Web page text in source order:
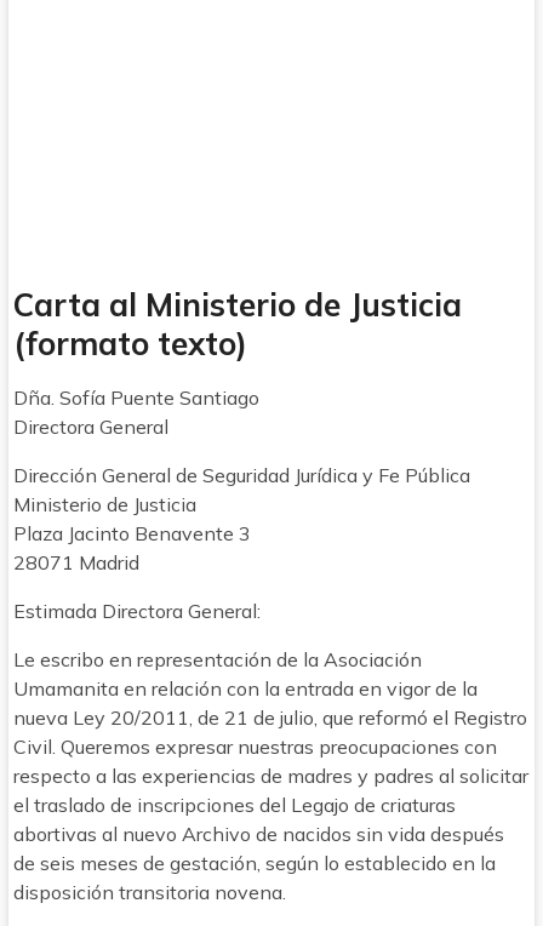
Carta al Ministerio de Justicia
(formato texto)
Dña. Sofía Puente Santiago
Directora General
Dirección General de Seguridad Jurídica y Fe Pública
Ministerio de Justicia
Plaza Jacinto Benavente 3
28071 Madrid
Estimada Directora General:
Le escribo en representación de la Asociación
Umamanita en relación con la entrada en vigor de la
nueva Ley 20/2011, de 21 de julio, que reformó el Registro
Civil. Queremos expresar nuestras preocupaciones con
respecto a las experiencias de madres y padres al solicitar
el traslado de inscripciones del Legajo de criaturas
abortivas al nuevo Archivo de nacidos sin vida después
de seis meses de gestación, según lo establecido en la
disposición transitoria novena.